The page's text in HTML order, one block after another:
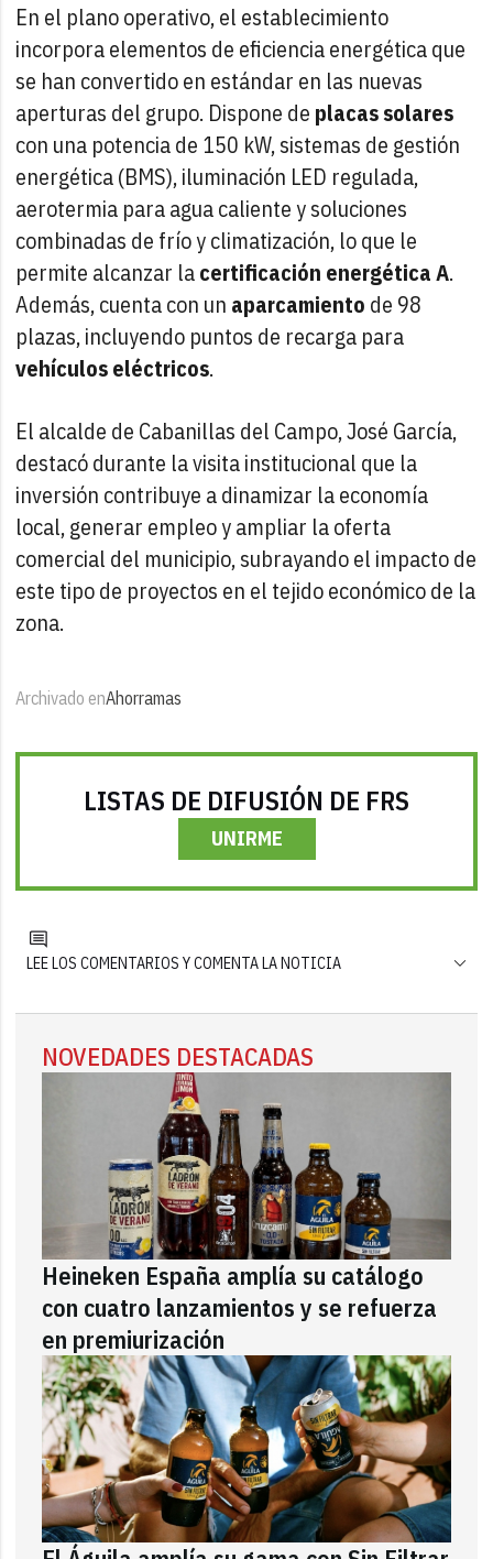
En el plano operativo, el establecimiento
incorpora elementos de eficiencia energética que
se han convertido en estándar en las nuevas
aperturas del grupo. Dispone de placas solares
con una potencia de 150 kW, sistemas de gestión
energética (BMS), iluminación LED regulada,
aerotermia para agua caliente y soluciones
combinadas de frío y climatización, lo que le
permite alcanzar lacertificación energética A.
Además, cuenta con un aparcamiento de 98
plazas, incluyendo puntos de recarga para
vehículos eléctricos.
El alcalde de Cabanillas del Campo, José García,
destacó durante la visita institucional que la
inversión contribuye a dinamizar la economía
local, generar empleo y ampliar la oferta
comercial del municipio, subrayando el impacto de
este tipo de proyectos en el tejido económico de la
zona.
Archivado enAhorramas
LISTAS DE DIFUSIÓN DE FRS
UNIRME
LEE LOS COMENTARIOS Y COMENTA LA NOTICIA
NOVEDADES DESTACADAS
Heineken España amplía su catálogo
con cuatro lanzamientos y se refuerza
en premiurización